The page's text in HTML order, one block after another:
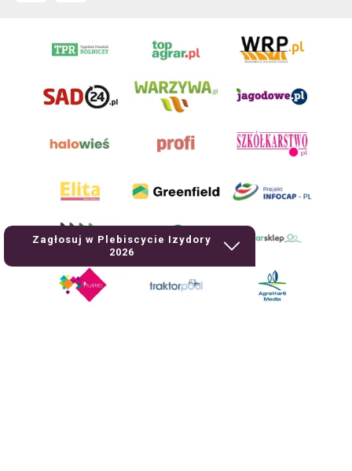
Zagłosuj w Plebiscycie Izydory
2026